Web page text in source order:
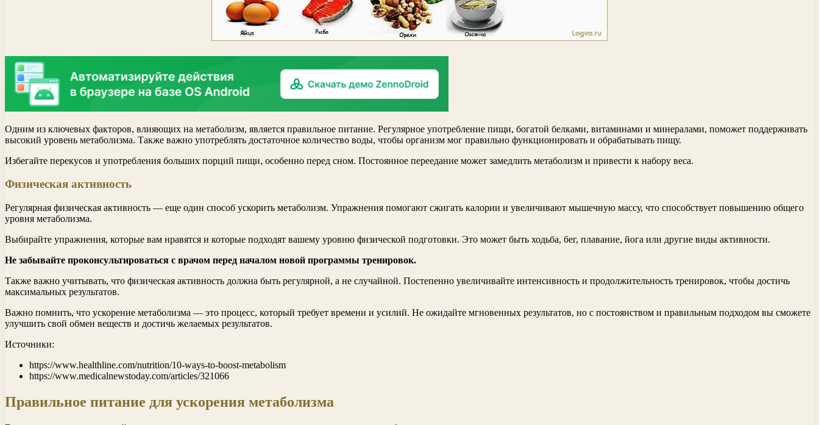
Одним из ключевых факторов, влияющих на метаболизм, является правильное питание. Регулярное употребление пищи, богатой белками, витаминами и минералами, поможет поддерживать
высокий уровень метаболизма. Также важно употреблять достаточное количество воды, чтобы организм мог правильно функционировать и обрабатывать пищу.
Избегайте перекусов и употребления больших порций пищи, особенно перед сном. Постоянное переедание может замедлить метаболизм и привести к набору веса.
Физическая активность
Регулярная физическая активность — еще один способ ускорить метаболизм. Упражнения помогают сжигать калории и увеличивают мышечную массу, что способствует повышению общего
уровня метаболизма.
Выбирайте упражнения, которые вам нравятся и которые подходят вашему уровню физической подготовки. Это может быть ходьба, бег, плавание, йога или другие виды активности.
Не забывайте проконсультироваться с врачом перед началом новой программы тренировок.
Также важно учитывать, что физическая активность должна быть регулярной, а не случайной. Постепенно увеличивайте интенсивность и продолжительность тренировок, чтобы достичь
максимальных результатов.
Важно помнить, что ускорение метаболизма — это процесс, который требует времени и усилий. Не ожидайте мгновенных результатов, но с постоянством и правильным подходом вы сможете
улучшить свой обмен веществ и достичь желаемых результатов.
Источники:
https://www.healthline.com/nutrition/10-ways-to-boost-metabolism
https://www.medicalnewstoday.com/articles/321066
Правильное питание для ускорения метаболизма